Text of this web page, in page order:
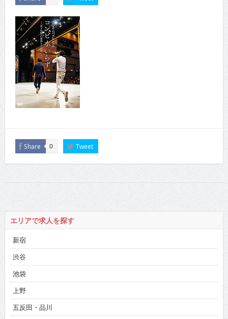
Share 0 Tweet
エリアで求人を探す
新宿
渋谷
池袋
上野
五反田・品川